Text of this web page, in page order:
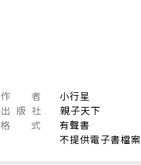
作 者
小行星
出 版 社
親子天下
格 式
有聲書
不提供電子書檔